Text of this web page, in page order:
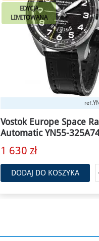
EDYCJA
LIMITOWANA
ref.
Vostok Europe Space
Automatic YN55-
1 770 zł
DODAJ DO KOSZYKA